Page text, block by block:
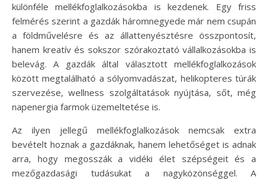
különféle mellékfoglalkozásokba is kezdenek. Egy friss
felmérés szerint a gazdák háromnegyede már nem csupán
a földművelésre és az állattenyésztésre összpontosít,
hanem kreatív és sokszor szórakoztató vállalkozásokba is
belevág. A gazdák által választott mellékfoglalkozások
között megtalálható a sólyomvadászat, helikopteres túrák
szervezése, wellness szolgáltatások nyújtása, sőt, még
napenergia farmok üzemeltetése is.
Az ilyen jellegű mellékfoglalkozások nemcsak extra
bevételt hoznak a gazdáknak, hanem lehetőséget is adnak
arra, hogy megosszák a vidéki élet szépségeit és a
mezőgazdasági tudásukat a nagyközönséggel. A